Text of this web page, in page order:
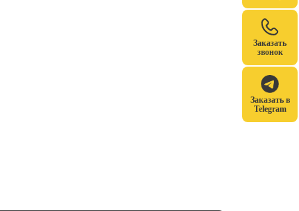
Заказать
звонок
Заказать в
Telegram